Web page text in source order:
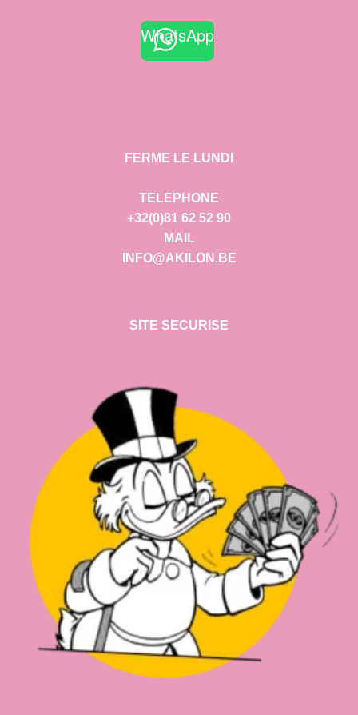
WhatsApp
FERME LE LUNDI
TELEPHONE
+32(0)81 62 52 90
MAIL
INFO@AKILON.BE
SITE SECURISE